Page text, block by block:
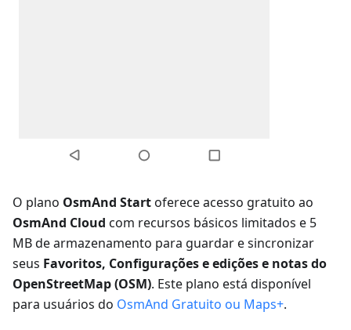
O plano OsmAnd Startoferece acesso gratuito ao
OsmAnd Cloud com recursos básicos limitados e 5
MB de armazenamento para guardar e sincronizar
seus Favoritos, Configurações e edições e notas do
OpenStreetMap (OSM). Este plano está disponível
para usuários do OsmAnd Gratuito ou Maps+.